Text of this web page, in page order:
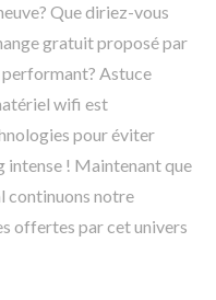
Que diriez-vous
gratuit proposé par
performant? Astuce
wifi est
pour éviter
! Maintenant que
continuons notre
offertes par cet univers